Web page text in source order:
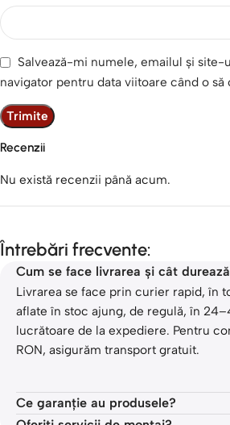
Recenzii
Nu există recenzii până acum.
Salvează-mi numele, emailul și site-
navigator pentru data viitoare când o să
Întrebări frecvente:
Cum se face livrarea și cât
Livrarea se face prin curier rapid, în
aflate în stoc ajung, de regulă, în
lucrătoare de la expediere. Pentru
RON, asigurăm transport gratuit.
Ce garanție au produsele?